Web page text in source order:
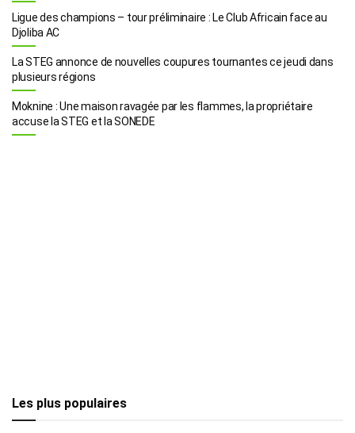
Ligue des champions – tour préliminaire : Le Club Africain face au
Djoliba AC
La STEG annonce de nouvelles coupures tournantes ce jeudi dans
plusieurs régions
Moknine : Une maison ravagée par les flammes, la propriétaire
accuse la STEG et la SONEDE
Les plus populaires